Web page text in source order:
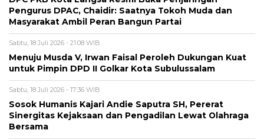
Pengurus DPAC, Chaidir: Saatnya Tokoh Muda dan
Masyarakat Ambil Peran Bangun Partai
Sabtu, 18 Juli 2026 - 21:08 WIB
Menuju Musda V, Irwan Faisal Peroleh Dukungan Kuat
untuk Pimpin DPD II Golkar Kota Subulussalam
Sabtu, 18 Juli 2026 - 17:36 WIB
Sosok Humanis Kajari Andie Saputra SH, Pererat
Sinergitas Kejaksaan dan Pengadilan Lewat Olahraga
Bersama